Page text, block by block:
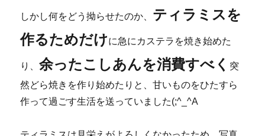
しかし何をどう拗らせたのか、 ティラミスを
作るためだけに急にカステラを焼き始めた
り、余ったこしあんを消費すべく 突
然どら焼きを作り始めたりと、甘いものをひたすら
作って過ごす生活を送っていました(;^_^A